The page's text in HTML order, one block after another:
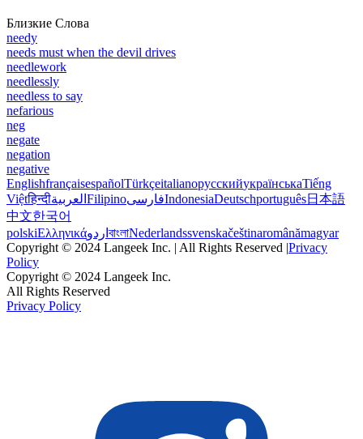
Близкие Слова
needy
needs must when the devil drives
needlework
needlessly
needless to say
nefarious
neg
negate
negation
negative
EnglishfrançaisespañolTürkçeitalianoрусскийукраїнськаTiếng
Việtहिन्दीالعربية FilipinoفارسیIndonesiaDeutschportuguês日本語
中文한국어
polskiΕλληνικάاردو বাংলাNederlandssvenskačeštinaromânămagyar
Copyright © 2024 Langeek Inc. | All Rights Reserved |Privacy
Policy
Copyright © 2024 Langeek Inc.
All Rights Reserved
Privacy Policy